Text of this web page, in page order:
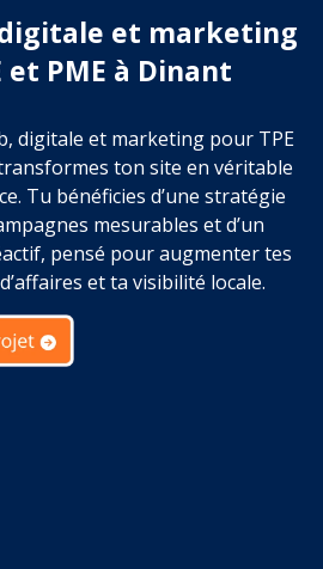
et marketing
et PME à Dinant
digitale et marketing pour TPE
ton site en véritable
Tu bénéficies d’une stratégie
mesurables et d’un
pensé pour augmenter tes
et ta visibilité locale.